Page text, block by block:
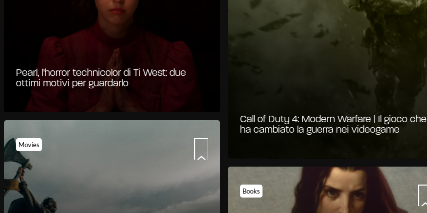
Pearl, l’horror technicolor di Ti West: due
ottimi motivi per guardarlo
Call of Duty 4: Modern Warfare | Il gioco che
ha cambiato la guerra nei videogame
Movies
Books